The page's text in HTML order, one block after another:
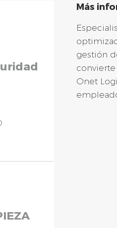
Más
gestión
convierte
Onet